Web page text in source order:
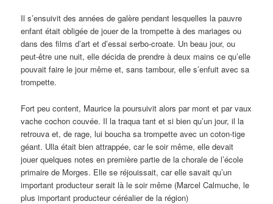
Il s’ensuivit des années de galère pendant lesquelles la pauvre
enfant était obligée de jouer de la trompette à des mariages ou
dans des films d’art et d’essai serbo-croate. Un beau jour, ou
peut-être une nuit, elle décida de prendre à deux mains ce qu’elle
pouvait faire le jour même et, sans tambour, elle s’enfuit avec sa
trompette.
Fort peu content, Maurice la poursuivit alors par mont et par vaux
vache cochon couvée. Il la traqua tant et si bien qu’un jour, il la
retrouva et, de rage, lui boucha sa trompette avec un coton-tige
géant. Ulla était bien attrappée, car le soir même, elle devait
jouer quelques notes en première partie de la chorale de l’école
primaire de Morges. Elle se réjouissait, car elle savait qu’un
important producteur serait là le soir même (Marcel Calmuche, le
plus important producteur céréalier de la région)